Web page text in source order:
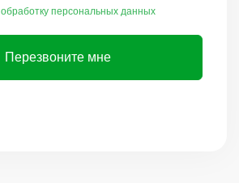
обработку персональных данных
Перезвоните мне